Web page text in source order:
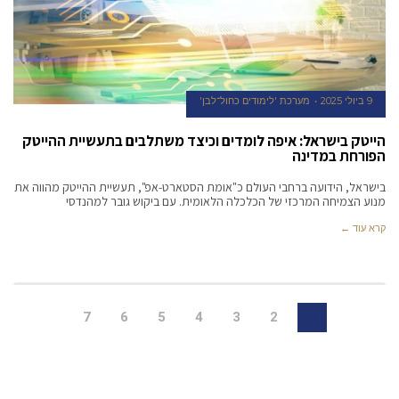
9 ביולי 2025 מערכת 'לימודים כחול־לבן'
הייטק בישראל: איפה לומדים וכיצד משתלבים בתעשיית ההייטק
הפורחת במדינה
בישראל, הידועה ברחבי העולם כ"אומת הסטארט-אפ", תעשיית ההייטק מהווה את
מנוע הצמיחה המרכזי של הכלכלה הלאומית. עם ביקוש גובר למהנדסי
קרא עוד ←
2
3
4
5
6
7